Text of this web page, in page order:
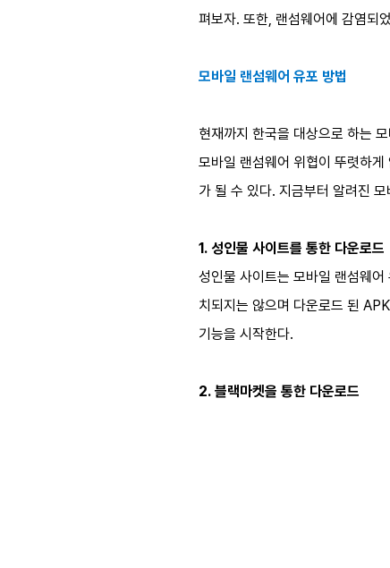
펴보자. 또한, 랜섬웨어에 감염되
모바일 랜섬웨어 유포 방법
현재까지 한국을 대상으로 하는
모바일 랜섬웨어 위협이 뚜렷하
가 될 수 있다. 지금부터 알려진
1. 성인물 사이트를 통한 다운로드
성인물 사이트는 모바일 랜섬웨
치되지는 않으며 다운로드 된
기능을 시작한다.
2. 블랙마켓을 통한 다운로드